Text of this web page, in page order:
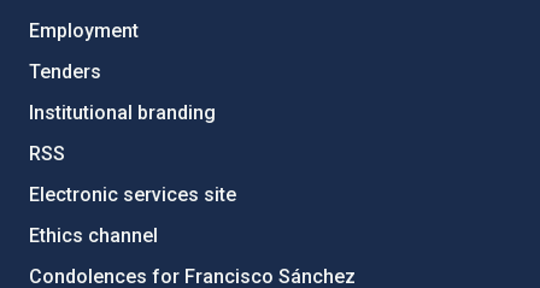
Employment
Tenders
Institutional branding
RSS
Electronic services site
Ethics channel
Condolences for Francisco Sánchez